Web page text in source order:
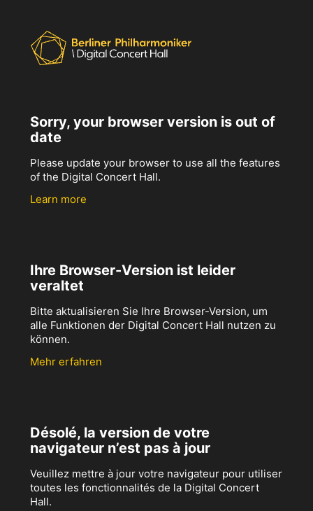
Sorry, your browser version is out of
date
Please update your browser to use all the features
of the Digital Concert Hall.
Learn more
Ihre Browser-Version ist leider
veraltet
Bitte aktualisieren Sie Ihre Browser-Version, um
alle Funktionen der Digital Concert Hall nutzen zu
können.
Mehr erfahren
Désolé, la version de votre
navigateur n’est pas à jour
Veuillez mettre à jour votre navigateur pour utiliser
toutes les fonctionnalités de la Digital Concert
Hall.